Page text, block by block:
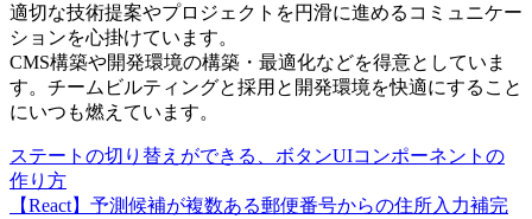
適切な技術提案やプロジェクトを円滑に進めるコミュニケー
ションを心掛けています。
CMS構築や開発環境の構築・最適化などを得意としていま
す。チームビルティングと採用と開発環境を快適にすること
にいつも燃えています。
ステートの切り替えができる、ボタンUIコンポーネントの
作り方
【React】予測候補が複数ある郵便番号からの住所入力補完